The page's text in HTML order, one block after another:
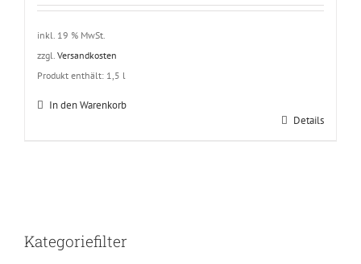
inkl. 19 % MwSt.
zzgl. Versandkosten
Produkt enthält: 1,5 l
In den Warenkorb
Details
Kategoriefilter